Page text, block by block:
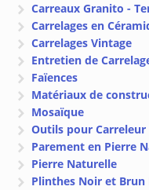
Carreaux Granito -
Carrelages en
Carrelages Vintage
Entretien de
Faïences
Matériaux de
Mosaïque
Outils pour Carreleur
Parement en Pierre
Pierre Naturelle
Plinthes Noir et